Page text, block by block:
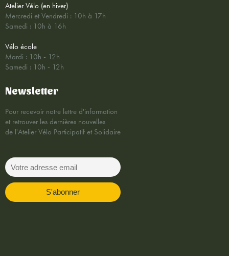
Atelier Vélo (en hiver)
Mercredi et Vendredi : 10h à 17h
Samedi : 10h à 16h
Vélo école
Mardi : 10h - 12h
Samedi : 10h - 12h
Newsletter
Pour recevoir notre lettre d'information
et retrouver les dernières nouvelles
de l'Atelier Vélo Participatif et Solidaire